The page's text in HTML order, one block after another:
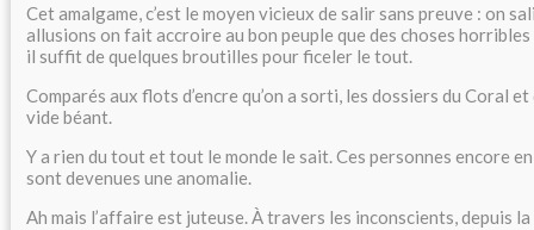
Cet amalgame, c’est le moyen vicieux de salir sans preuve : on
allusions on fait accroire au bon peuple que des choses horribles
il suffit de quelques broutilles pour ficeler le tout.
Comparés aux flots d’encre qu’on a sorti, les dossiers du Coral
vide béant.
Y a rien du tout et tout le monde le sait. Ces personnes encore
sont devenues une anomalie.
Ah mais l’affaire est juteuse. À travers les inconscients, depuis